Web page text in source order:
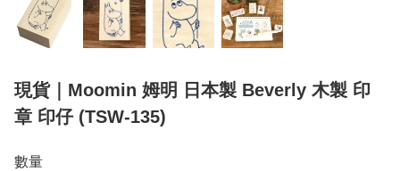
現貨｜Moomin 姆明 日本製 Beverly 木製 印
章 印仔 (TSW-135)
數量